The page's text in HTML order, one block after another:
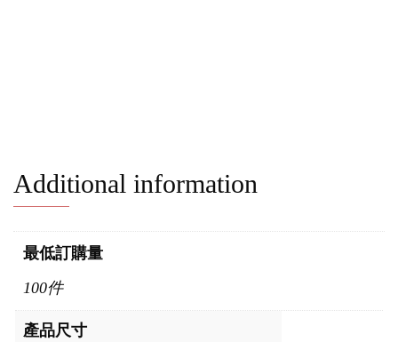
Additional information
最低訂購量
100件
產品尺寸